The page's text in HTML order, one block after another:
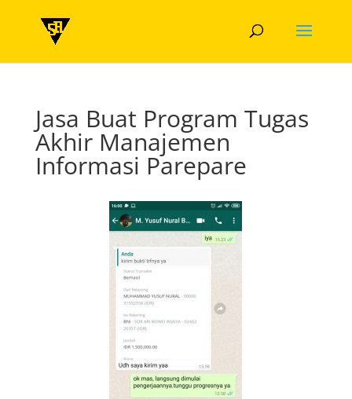
Jasa Buat Program Tugas
Akhir Manajemen
Informasi Parepare